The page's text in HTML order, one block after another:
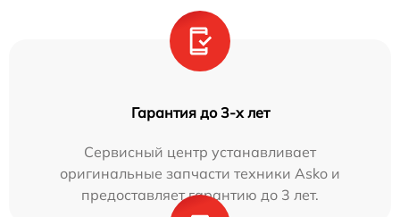
Гарантия до 3-х лет
Сервисный центр устанавливает
оригинальные запчасти техники Asko и
предоставляет гарантию до 3 лет.